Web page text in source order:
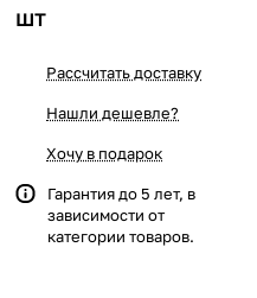
шт
Рассчитать доставку
Нашли дешевле?
Хочу в подарок
Гарантия до 5 лет, в
зависимости от
категории товаров.